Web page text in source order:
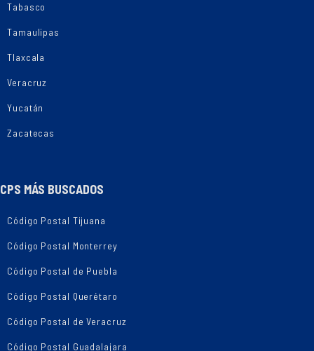
Tabasco
Tamaulipas
Tlaxcala
Veracruz
Yucatán
Zacatecas
CPS MÁS BUSCADOS
Código Postal Tijuana
Código Postal Monterrey
Código Postal de Puebla
Código Postal Querétaro
Código Postal de Veracruz
Código Postal Guadalajara